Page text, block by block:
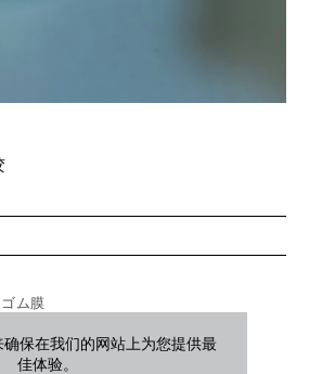
确保在我们的网站上为您提供最
佳体验。
ム膜